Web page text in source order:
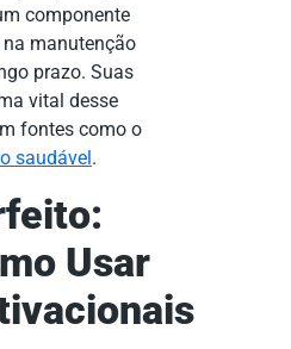
componente
manutenção
prazo. Suas
vital desse
fontes como o
saudável.
Usar